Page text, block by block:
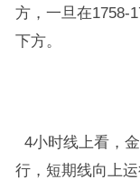
方，一旦在1758-
下方。
4小时线上看，
行，短期线向上